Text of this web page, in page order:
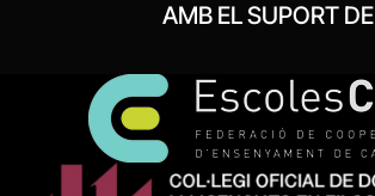
AMB EL SUPORT DE